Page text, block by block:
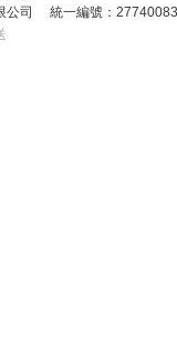
公司
統一編號：